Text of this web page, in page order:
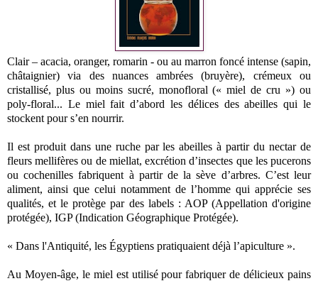
Clair – acacia, oranger, romarin - ou au marron foncé intense (sapin,
châtaignier) via des nuances ambrées (bruyère), crémeux ou
cristallisé, plus ou moins sucré, monofloral (« miel de cru ») ou
poly-floral... Le miel fait d’abord les délices des abeilles qui le
stockent pour s’en nourrir.
Il est produit dans une ruche par les abeilles à partir du nectar de
fleurs mellifères ou de miellat, excrétion d’insectes que les pucerons
ou cochenilles fabriquent à partir de la sève d’arbres. C’est leur
aliment, ainsi que celui notamment de l’homme qui apprécie ses
qualités, et le protège par des labels : AOP (Appellation d'origine
protégée), IGP (Indication Géographique Protégée).
« Dans l'Antiquité, les Égyptiens pratiquaient déjà l’apiculture ».
Au Moyen-âge, le miel est utilisé pour fabriquer de délicieux pains